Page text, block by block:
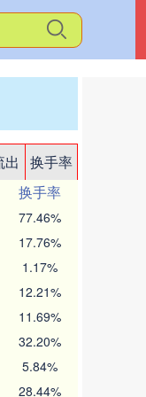
出
换手率
换手率
77.46%
17.76%
1.17%
12.21%
11.69%
32.20%
5.84%
28.44%